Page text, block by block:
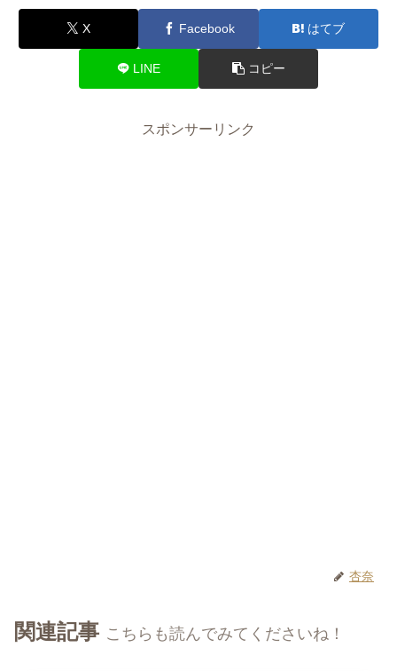
X Facebook はてブ
LINE コピー
スポンサーリンク
杏奈
関連記事 こちらも読んでみてくださいね！